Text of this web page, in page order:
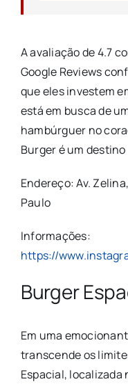
A avaliação de 4.7
Google Reviews
que eles investem
está em busca de
hambúrguer no
Burger é um
Endereço: Av.
Paulo
Informações:
https://
Burger
Em uma
transcende os
Espacial, localizada